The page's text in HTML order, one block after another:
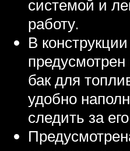
системой и
работу.
В
бак для
удобно
следить за